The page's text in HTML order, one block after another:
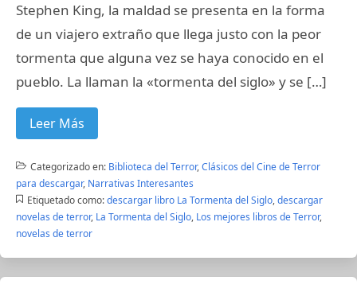
Stephen King, la maldad se presenta en la forma
de un viajero extraño que llega justo con la peor
tormenta que alguna vez se haya conocido en el
pueblo. La llaman la «tormenta del siglo» y se […]
Leer Más
Categorizado en: Biblioteca del Terror,Clásicos del Cine de Terror
para descargar, Narrativas Interesantes
Etiquetado como: descargar libro La Tormenta del Siglo,descargar
novelas de terror, La Tormenta del Siglo, Los mejores libros de Terror,
novelas de terror